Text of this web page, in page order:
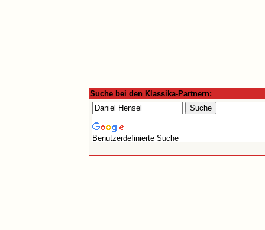
Suche bei den Klassika-Partnern:
Benutzerdefinierte Suche